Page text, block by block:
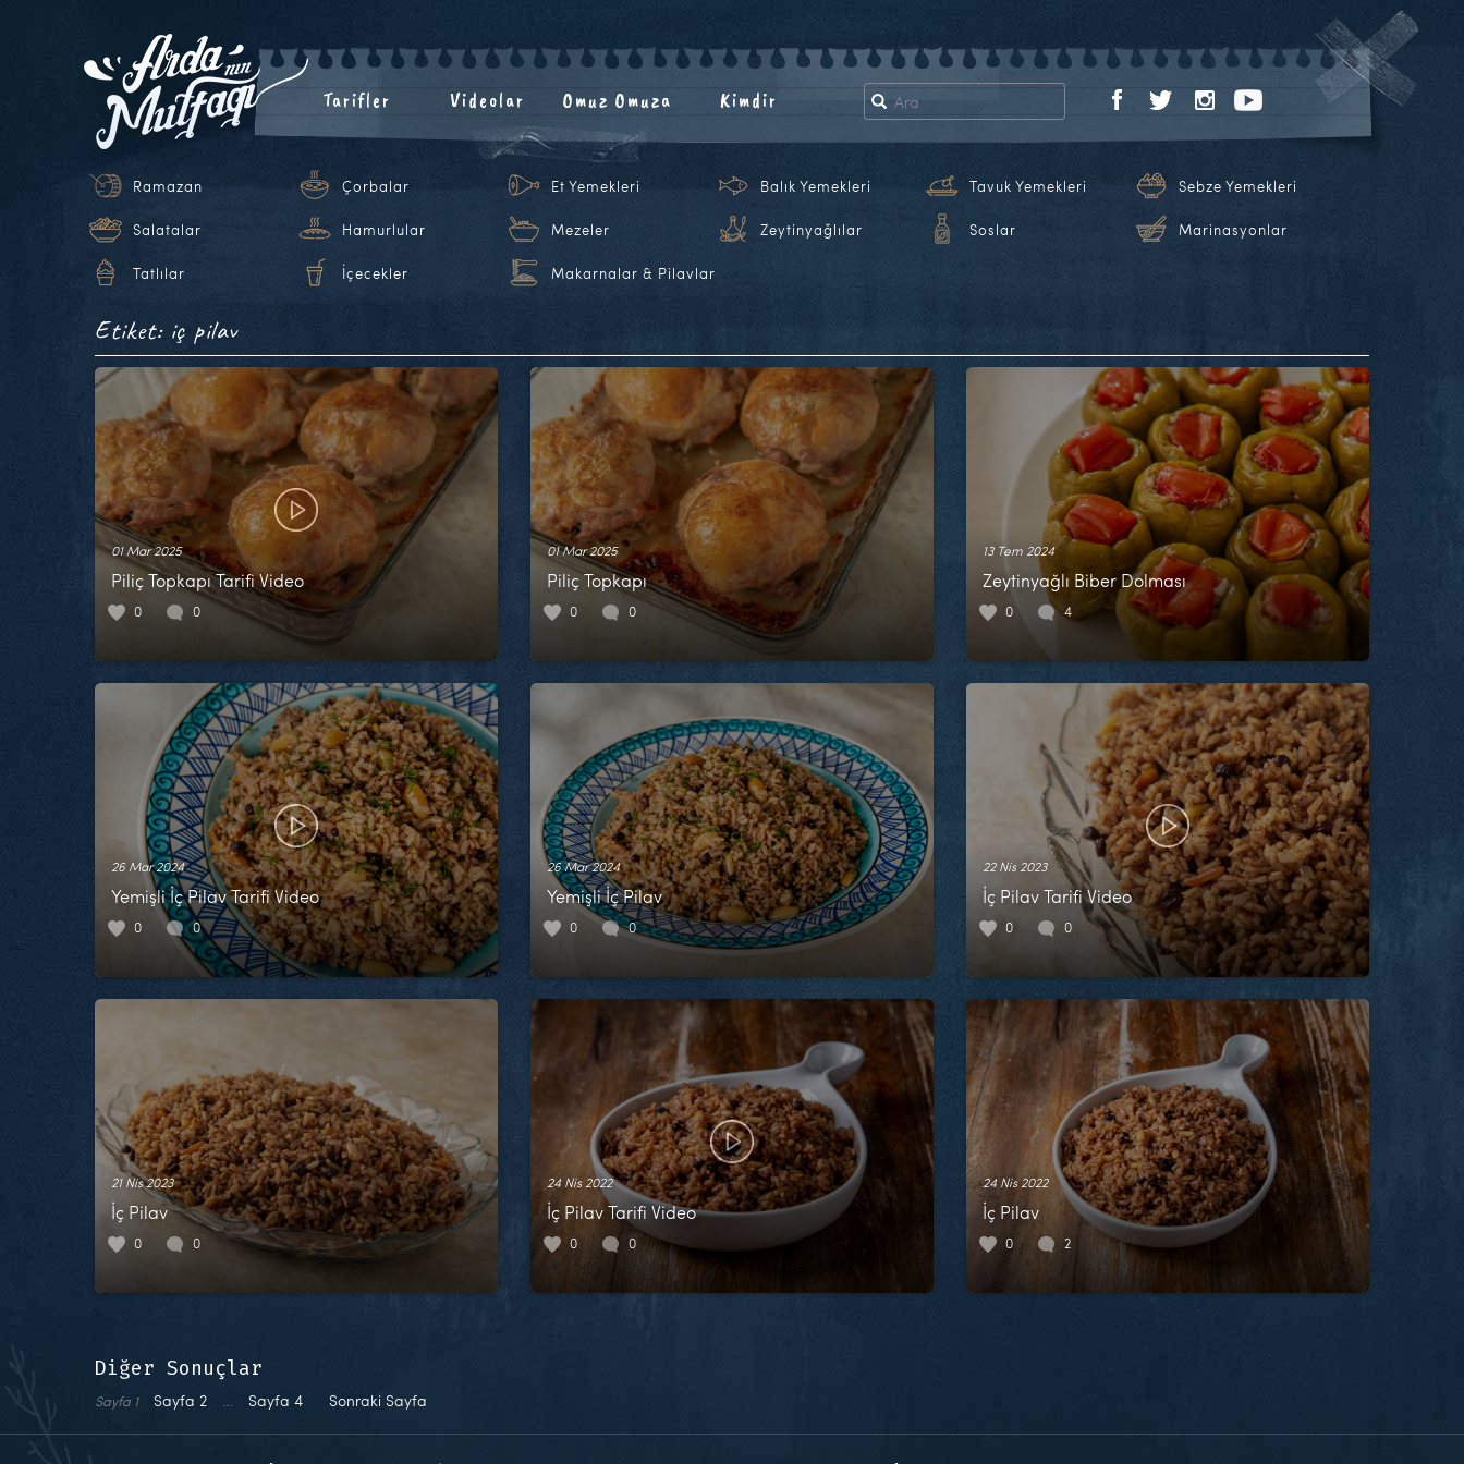
Tarifler Videolar Omuz Omuza Kimdir
Ramazan Çorbalar Et Yemekleri Balık Yemekleri Tavuk Yemekleri Sebze Yemekleri
Salatalar Hamurlular Mezeler Zeytinyağlılar Soslar Marinasyonlar
Tatlılar İçecekler Makarnalar & Pilavlar
Etiket: iç pilav
01 Mar 2025
Piliç Topkapı Tarifi Video
0 0
01 Mar 2025
Piliç Topkapı
0 0
13 Tem 2024
Zeytinyağlı Biber Dolması
0 4
26 Mar 2024
Yemişli İç Pilav Tarifi Video
0 0
26 Mar 2024
Yemişli İç Pilav
0 0
22 Nis 2023
İç Pilav Tarifi Video
0 0
21 Nis 2023
İç Pilav
0 0
24 Nis 2022
İç Pilav Tarifi Video
0 0
24 Nis 2022
İç Pilav
0 2
Diğer Sonuçlar
Sayfa 1 Sayfa 2 … Sayfa 4 Sonraki Sayfa